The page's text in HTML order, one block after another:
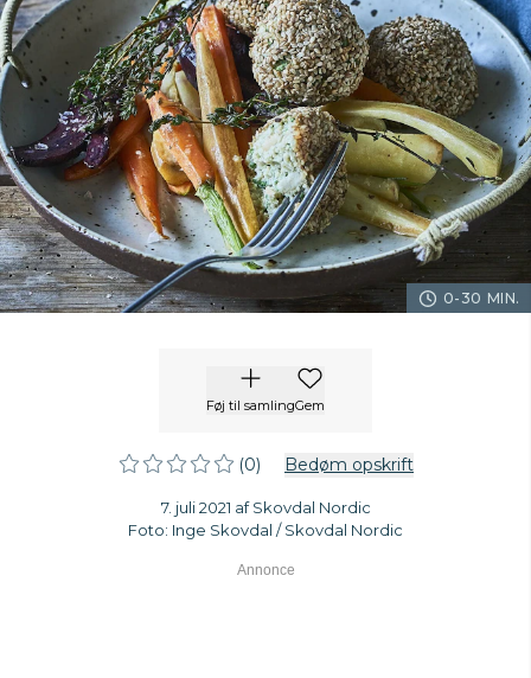
0-30 MIN.
Føj til samlingGem
(0) Bedøm opskrift
7. juli 2021 af Skovdal Nordic
Foto: Inge Skovdal / Skovdal Nordic